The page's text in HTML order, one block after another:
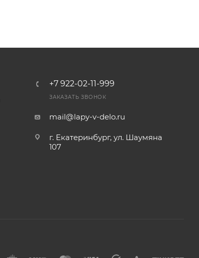
+7 922-02-11-999
ЗАКАЗАТЬ ЗВОНОК
mail@lapy-v-delo.ru
г. Екатеринбург, ул. Шаумяна
107